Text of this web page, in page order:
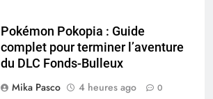
Pokémon Pokopia : Guide
complet pour terminer l’aventure
du DLC Fonds-Bulleux
Mika Pasco
4 heures ago 0